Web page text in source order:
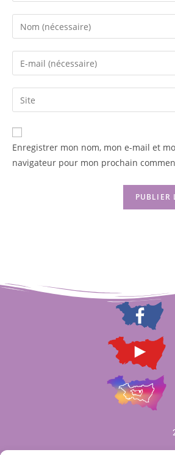
Enregistrer mon nom, mon e-mail et
navigateur pour mon prochain